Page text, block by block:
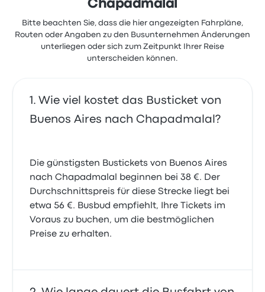
Chapadmalal
Bitte beachten Sie, dass die hier angezeigten Fahrpläne,
Routen oder Angaben zu den Busunternehmen Änderungen
unterliegen oder sich zum Zeitpunkt Ihrer Reise
unterscheiden können.
Wie viel kostet das Busticket von
Buenos Aires nach Chapadmalal?
Die günstigsten Bustickets von Buenos Aires
nach Chapadmalal beginnen bei 38 €. Der
Durchschnittspreis für diese Strecke liegt bei
etwa 56 €. Busbud empfiehlt, Ihre Tickets im
Voraus zu buchen, um die bestmöglichen
Preise zu erhalten.